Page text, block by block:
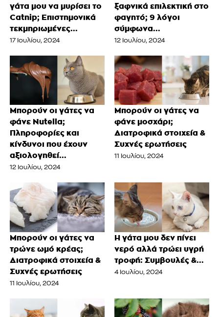
γάτα μου να μυρίσει το
Catnip; Επιστημονικά
τεκμηριωμένες...
17 Ιουλίου, 2024
ξαφνικά επιλεκτική στο
φαγητό; 9 λόγοι
σύμφωνα...
12 Ιουλίου, 2024
Μπορούν οι γάτες να
φάνε Nutella;
Πληροφορίες και
κίνδυνοι που έχουν
αξιολογηθεί...
12 Ιουλίου, 2024
Μπορούν οι γάτες να
φάνε μοσχάρι;
Διατροφικά στοιχεία &
Συχνές ερωτήσεις
11 Ιουλίου, 2024
Μπορούν οι γάτες να
τρώνε ωμό κρέας;
Διατροφικά στοιχεία &
Συχνές ερωτήσεις
11 Ιουλίου, 2024
Η γάτα μου δεν πίνει
νερό αλλά τρώει υγρή
τροφή: Συμβουλές &...
4 Ιουλίου, 2024